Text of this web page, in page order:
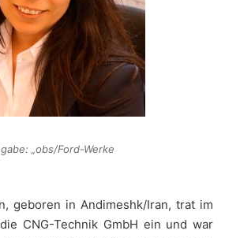
„obs/Ford-Werke
geboren in Andimeshk/Iran, trat im
CNG-Technik GmbH ein und war